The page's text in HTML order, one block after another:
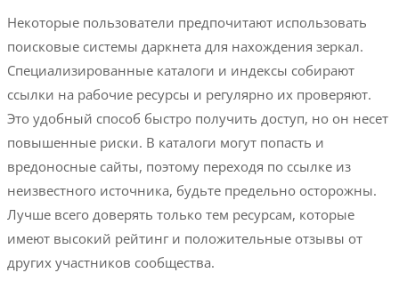
Некоторые пользователи предпочитают использовать
поисковые системы даркнета для нахождения зеркал.
Специализированные каталоги и индексы собирают
ссылки на рабочие ресурсы и регулярно их проверяют.
Это удобный способ быстро получить доступ, но он несет
повышенные риски. В каталоги могут попасть и
вредоносные сайты, поэтому переходя по ссылке из
неизвестного источника, будьте предельно осторожны.
Лучше всего доверять только тем ресурсам, которые
имеют высокий рейтинг и положительные отзывы от
других участников сообщества.